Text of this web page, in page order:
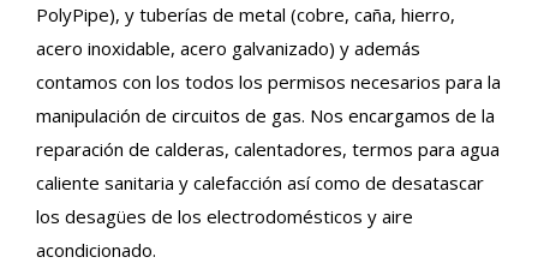
PolyPipe), y tuberías de metal (cobre, caña, hierro,
acero inoxidable, acero galvanizado) y además
contamos con los todos los permisos necesarios para la
manipulación de circuitos de gas. Nos encargamos de la
reparación de calderas, calentadores, termos para agua
caliente sanitaria y calefacción así como de desatascar
los desagües de los electrodomésticos y aire
acondicionado.